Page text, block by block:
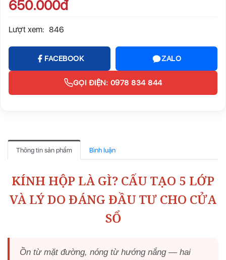
650.000đ
Lượt xem: 846
FACEBOOK ZALO
GỌI ĐIỆN: 0978 834 844
Thông tin sản phẩm Bình luận
KÍNH HỘP LÀ GÌ? CẤU TẠO 5 LỚP
VÀ LÝ DO ĐÁNG ĐẦU TƯ CHO CỬA
SỔ
Ồn từ mặt đường, nóng từ hướng nắng — hai